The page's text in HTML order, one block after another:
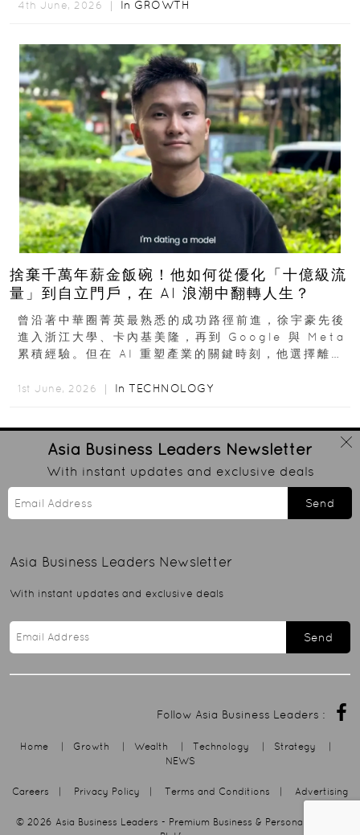
4th June, 2026 ｜ In GROWTH
捨棄千萬年薪金飯碗！他如何從優化「十億級流
量」到自立門戶，在 AI 浪潮中翻轉人生？
曾沿著中華圈菁英最熟悉的成功路徑前進，徐宇豪先後
進入浙江大學、卡內基美隆，再到 Google 與 Meta
累積經驗。但在 AI 重塑產業的關鍵時刻，他選擇離開
1st June, 2026 ｜ In TECHNOLOGY
Asia Business Leaders Newsletter
With instant updates and exclusive deals
Send
Asia Business Leaders Newsletter
With instant updates and exclusive deals
Send
Follow Asia Business Leaders :
Home | Growth | Wealth | Technology | Strategy
|
NEWS
Careers | Privacy Policy | Terms and Conditions | Advertising
© 2026 Asia Business Leaders - Premium Business & Personal Growth